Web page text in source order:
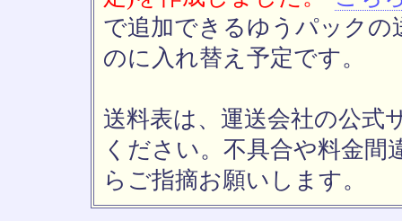
で追加できるゆうパックの
のに入れ替え予定です。
送料表は、運送会社の公式
ください。不具合や料金間
らご指摘お願いします。